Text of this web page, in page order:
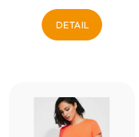
DETAIL